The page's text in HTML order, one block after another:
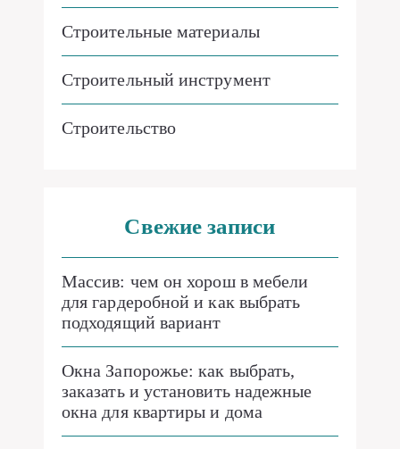
Строительные материалы
Строительный инструмент
Строительство
Свежие записи
Массив: чем он хорош в мебели
для гардеробной и как выбрать
подходящий вариант
Окна Запорожье: как выбрать,
заказать и установить надежные
окна для квартиры и дома